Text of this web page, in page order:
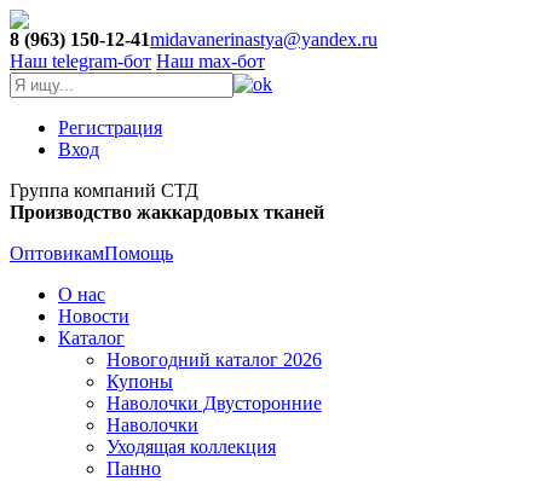
8 (963) 150-12-41midavanerinastya@yandex.ru
Наш telegram-бот Наш max-бот
Регистрация
Вход
Группа компаний СТД
Производство жаккардовых тканей
ОптовикамПомощь
О нас
Новости
Каталог
Новогодний каталог 2026
Купоны
Наволочки Двусторонние
Наволочки
Уходящая коллекция
Панно